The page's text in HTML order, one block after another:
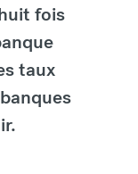
fois
taux